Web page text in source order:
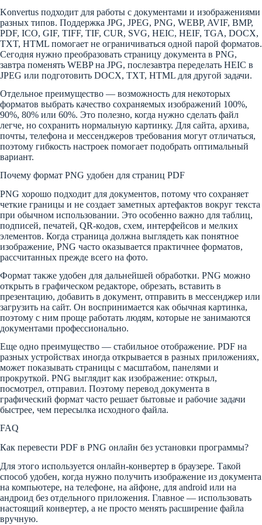
Konvertus подходит для работы с документами и изображениями
разных типов. Поддержка JPG, JPEG, PNG, WEBP, AVIF, BMP,
PDF, ICO, GIF, TIFF, TIF, CUR, SVG, HEIC, HEIF, TGA, DOCX,
TXT, HTML помогает не ограничиваться одной парой форматов.
Сегодня нужно преобразовать страницу документа в PNG,
завтра поменять WEBP на JPG, послезавтра переделать HEIC в
JPEG или подготовить DOCX, TXT, HTML для другой задачи.
Отдельное преимущество — возможность для некоторых
форматов выбрать качество сохраняемых изображений 100%,
90%, 80% или 60%. Это полезно, когда нужно сделать файл
легче, но сохранить нормальную картинку. Для сайта, архива,
почты, телефона и мессенджеров требования могут отличаться,
поэтому гибкость настроек помогает подобрать оптимальный
вариант.
Почему формат PNG удобен для страниц PDF
PNG хорошо подходит для документов, потому что сохраняет
четкие границы и не создает заметных артефактов вокруг текста
при обычном использовании. Это особенно важно для таблиц,
подписей, печатей, QR-кодов, схем, интерфейсов и мелких
элементов. Когда страница должна выглядеть как понятное
изображение, PNG часто оказывается практичнее форматов,
рассчитанных прежде всего на фото.
Формат также удобен для дальнейшей обработки. PNG можно
открыть в графическом редакторе, обрезать, вставить в
презентацию, добавить в документ, отправить в мессенджер или
загрузить на сайт. Он воспринимается как обычная картинка,
поэтому с ним проще работать людям, которые не занимаются
документами профессионально.
Еще одно преимущество — стабильное отображение. PDF на
разных устройствах иногда открывается в разных приложениях,
может показывать страницы с масштабом, панелями и
прокруткой. PNG выглядит как изображение: открыл,
посмотрел, отправил. Поэтому перевод документа в
графический формат часто решает бытовые и рабочие задачи
быстрее, чем пересылка исходного файла.
FAQ
Как перевести PDF в PNG онлайн без установки программы?
Для этого используется онлайн-конвертер в браузере. Такой
способ удобен, когда нужно получить изображение из документа
на компьютере, на телефоне, на айфоне, для android или на
андроид без отдельного приложения. Главное — использовать
настоящий конвертер, а не просто менять расширение файла
вручную.